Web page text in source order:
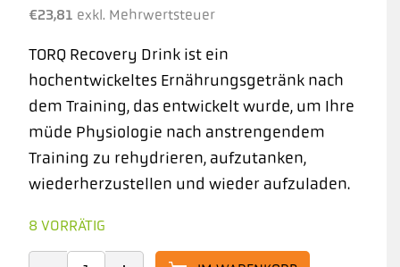
€23,81 exkl. Mehrwertsteuer
TORQ Recovery Drink ist ein
hochentwickeltes Ernährungsgetränk nach
dem Training, das entwickelt wurde, um Ihre
müde Physiologie nach anstrengendem
Training zu rehydrieren, aufzutanken,
wiederherzustellen und wieder aufzuladen.
8 VORRÄTIG